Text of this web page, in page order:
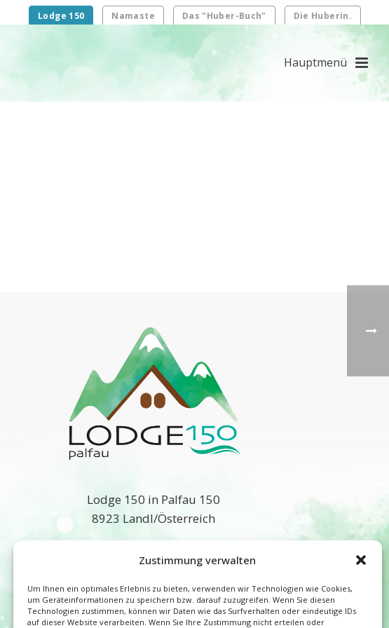
Zustimmung verwalten
Um Ihnen ein optimales Erlebnis zu bieten, verwenden wir Technologien wie Cookies,
um Geräteinformationen zu speichern bzw. darauf zuzugreifen. Wenn Sie diesen
Technologien zustimmen, können wir Daten wie das Surfverhalten oder eindeutige IDs
auf dieser Website verarbeiten. Wenn Sie Ihre Zustimmung nicht erteilen oder
Lodge 150 Namaste Das "Huber-Buch" Die Huberin.
Lodge 150 in Palfau 150
8923 Landl/Österreich
Tel.:+43 676 5802000
Facebook